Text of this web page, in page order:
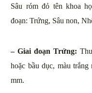
Sâu róm đỏ tên khoa
đoạn: Trứng, Sâu non,
– Giai đoạn Trứng:
hoặc bầu dục, màu
mm.